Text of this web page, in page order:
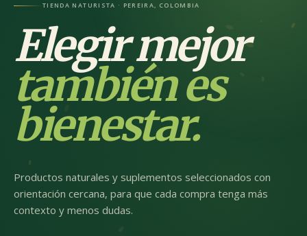
TIENDA NATURISTA · PEREIRA, COLOMBIA
Elegir mejor
también es
bienestar.
Productos naturales y suplementos seleccionados con
orientación cercana, para que cada compra tenga más
contexto y menos dudas.